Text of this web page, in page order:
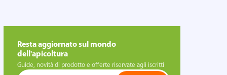
Resta aggiornato sul mondo
dell'apicoltura
Guide, novità di prodotto e offerte riservate agli iscritti